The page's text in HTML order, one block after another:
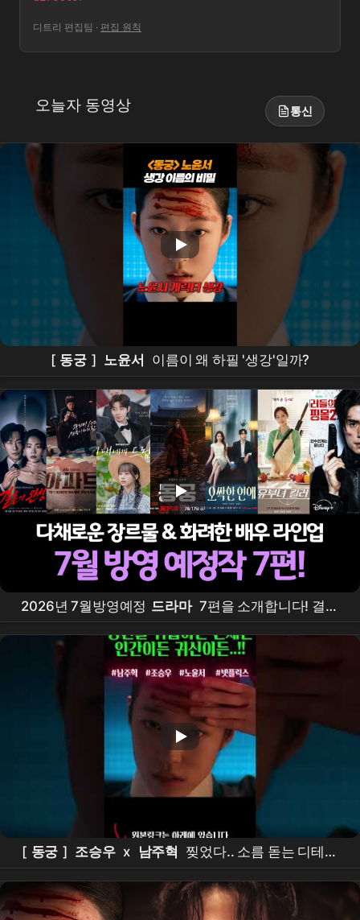
디트리 편집팀 · 편집 원칙
오늘자 동영상 통신
[ 동궁 ] 노윤서 이름이 왜 하필 '생강'일까?
2026년 7월방영예정 드라마 7편을 소개합니다! 결혼
의완성, 아파트 , 그대에게드림, 동궁 , 오싹한연애, 유
부녀킬러, 킬리들의쇼핑몰시즌2 #7월 드라마
#7월방영 드라마
[ 동궁 ] 조승우 x 남주혁
찢었다.. 소름 돋는 디테일
ㄷㄷ 넷플릭스 신작 [ 동궁 ] 티저 정밀 분석!이건 재미
있는 건 다 있는데??? #the east palace # netflix